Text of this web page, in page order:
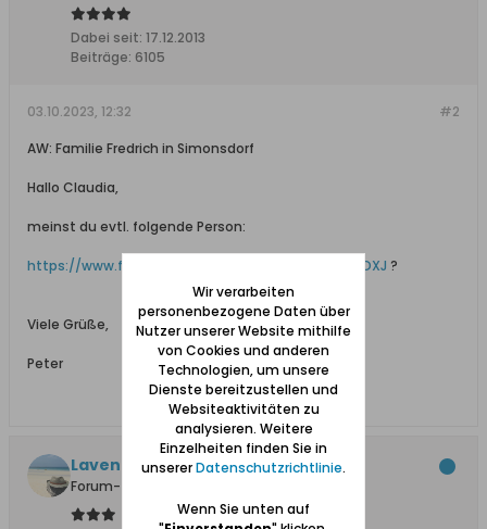
Dabei seit: 17.12.2013
Beiträge: 6105
#2
03.10.2023, 12:32
AW: Familie Fredrich in Simonsdorf
Hallo Claudia,
meinst du evtl. folgende Person:
https://www.familysearch.org/ark:/61903/1:1:NX1J-DXJ ?
Viele Grüße,
Peter
Lavendelgirl
Forum-Teilnehmer
Wir verarbeiten
personenbezogene Daten über
Nutzer unserer Website mithilfe
von Cookies und anderen
Technologien, um unsere
Dienste bereitzustellen und
Websiteaktivitäten zu
analysieren. Weitere
Einzelheiten finden Sie in
unsererDatenschutzrichtlinie.
Wenn Sie unten auf